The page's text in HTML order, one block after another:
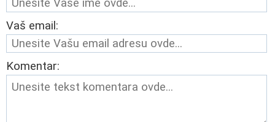
Vaš email:
Komentar: